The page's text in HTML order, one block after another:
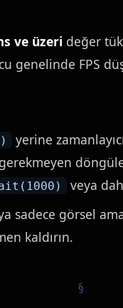
ve üzeri değer
genelinde FPS
yerine
gerekmeyen
veya
sadece görsel
kaldırın.